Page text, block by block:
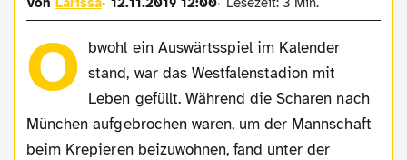
O bwohl ein Auswärtsspiel im Kalender
stand, war das Westfalenstadion mit
Leben gefüllt. Während die Scharen nach
München aufgebrochen waren, um der Mannschaft
beim Krepieren beizuwohnen, fand unter der